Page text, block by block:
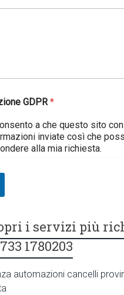
GDPR*
a che questo sito
inviate così che
alla mia richiesta.
i servizi più
1780203
automazioni cancelli